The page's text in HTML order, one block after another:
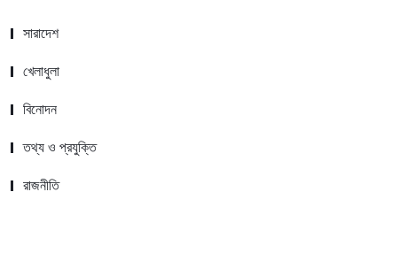
সারাদেশ
খেলাধুলা
বিনোদন
তথ্য ও প্রযুক্তি
রাজনীতি